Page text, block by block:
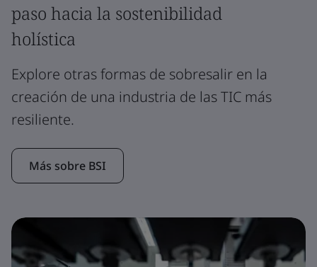
paso hacia la sostenibilidad
holística
Explore otras formas de sobresalir en la
creación de una industria de las TIC más
resiliente.
Más sobre BSI